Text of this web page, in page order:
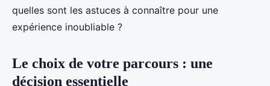
quelles sont les astuces à connaître pour une
expérience inoubliable ?
Le choix de votre parcours : une
décision essentielle